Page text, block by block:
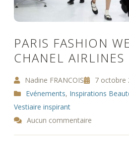
PARIS FASHION
CHANEL AIRLINES
Nadine FRANCOIS
7 octobre
Evénements, Inspirations
Vestiaire inspirant
Aucun commentaire